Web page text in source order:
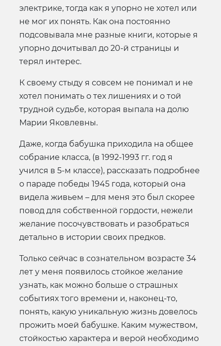
электрике, тогда как я упорно не хотел или
не мог их понять. Как она постоянно
подсовывала мне разные книги, которые я
упорно дочитывал до 20-й страницы и
терял интерес.
К своему стыду я совсем не понимал и не
хотел понимать о тех лишениях и о той
трудной судьбе, которая выпала на долю
Марии Яковлевны.
Даже, когда бабушка приходила на общее
собрание класса, (в 1992-1993 гг. год я
учился в 5-м классе), рассказать подробнее
о параде победы 1945 года, который она
видела живьем – для меня это был скорее
повод для собственной гордости, нежели
желание посочувствовать и разобраться
детально в истории своих предков.
Только сейчас в сознательном возрасте 34
лет у меня появилось стойкое желание
узнать, как можно больше о страшных
событиях того времени и, наконец-то,
понять, какую уникальную жизнь довелось
прожить моей бабушке. Каким мужеством,
стойкостью характера и верой необходимо